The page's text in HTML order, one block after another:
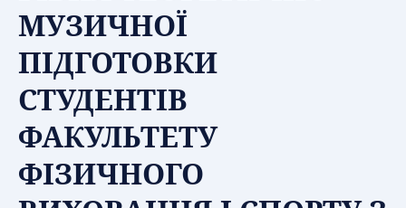
МУЗИЧНОЇ
ПІДГОТОВКИ
СТУДЕНТІВ
ФАКУЛЬТЕТУ
ФІЗИЧНОГО